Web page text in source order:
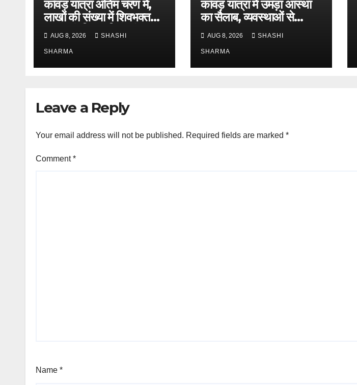
कांवड़ यात्रा अंतिम चरण में,
लाखों की संख्या में शिवभक्त
डाक कांवड़िया पवित्र गंगा जल
लेने हरिद्वार पहुंच रहे
AUG 8, 2026 SHASHI
SHARMA
कांवड़ यात्रा में उमड़ा आस्था
का सैलाब, व्यवस्थाओं से
श्रद्धालु खुश
AUG 8, 2026 SHASHI
SHARMA
Leave a Reply
Your email address will not be published. Required fields are marked *
Comment*
Name *